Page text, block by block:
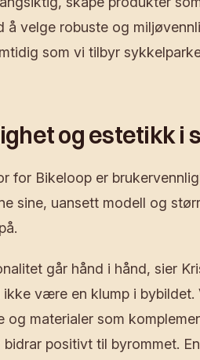
å velge robuste og
som vi tilbyr
og estetikk i
for Bikeloop er
sine, uansett modell og
går hånd i hånd, sier
være en klump i bybildet.
og materialer som
positivt til byrommet.